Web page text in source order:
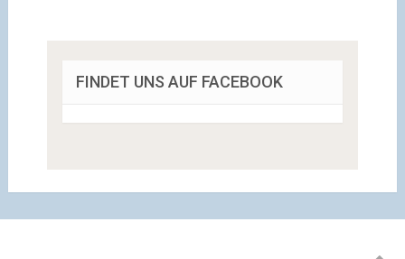
FINDET UNS AUF FACEBOOK